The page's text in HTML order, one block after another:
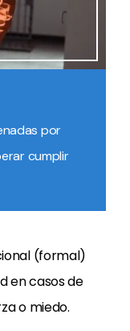
por
cumplir
(formal)
en casos de
o miedo.